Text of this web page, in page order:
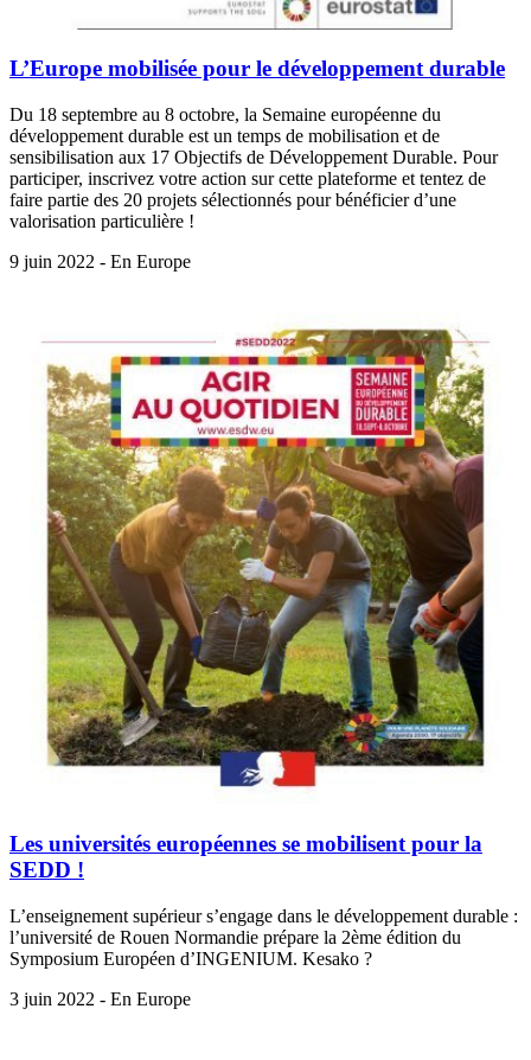
L’Europe mobilisée pour le développement durable
Du 18 septembre au 8 octobre, la Semaine européenne du
développement durable est un temps de mobilisation et de
sensibilisation aux 17 Objectifs de Développement Durable. Pour
participer, inscrivez votre action sur cette plateforme et tentez de
faire partie des 20 projets sélectionnés pour bénéficier d’une
valorisation particulière !
9 juin 2022 - En Europe
Les universités européennes se mobilisent pour la
SEDD !
L’enseignement supérieur s’engage dans le développement durable :
l’université de Rouen Normandie prépare la 2ème édition du
Symposium Européen d’INGENIUM. Kesako ?
3 juin 2022 - En Europe